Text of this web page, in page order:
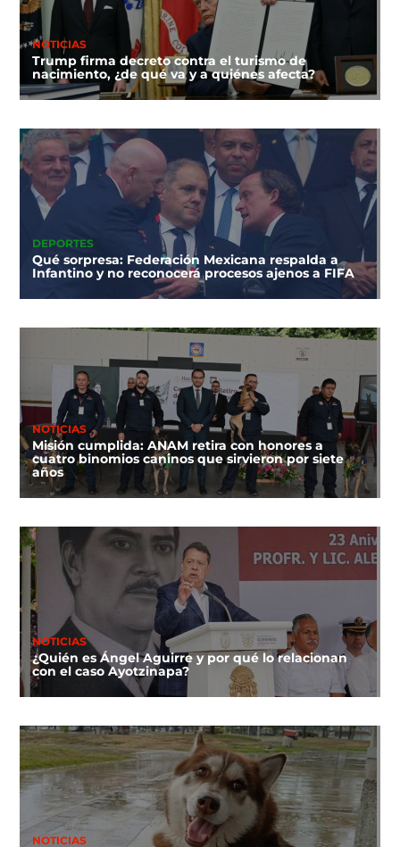
NOTICIAS
Trump firma decreto contra el turismo de
nacimiento, ¿de qué va y a quiénes afecta?
DEPORTES
Qué sorpresa: Federación Mexicana respalda a
Infantino y no reconocerá procesos ajenos a FIFA
NOTICIAS
Misión cumplida: ANAM retira con honores a
cuatro binomios caninos que sirvieron por siete
años
NOTICIAS
¿Quién es Ángel Aguirre y por qué lo relacionan
con el caso Ayotzinapa?
NOTICIAS